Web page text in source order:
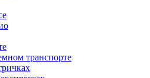
транспорте